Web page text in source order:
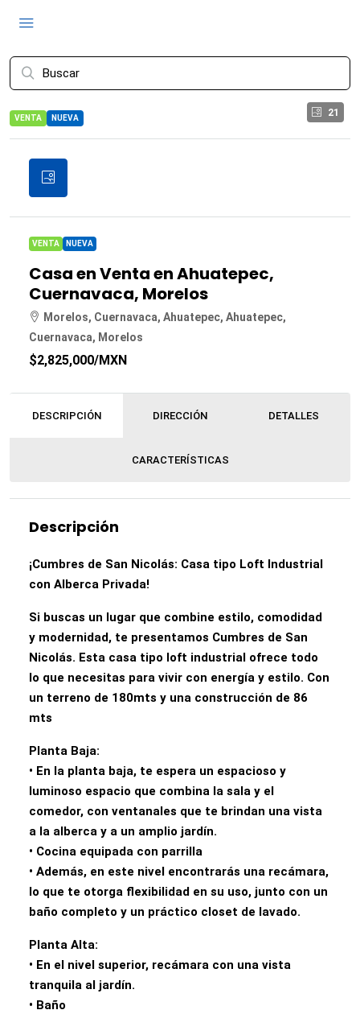
21
VENTA NUEVA
VENTA NUEVA
Casa en Venta en Ahuatepec,
Cuernavaca, Morelos
Morelos, Cuernavaca, Ahuatepec, Ahuatepec,
Cuernavaca, Morelos
$2,825,000/MXN
DESCRIPCIÓN DIRECCIÓN DETALLES
CARACTERÍSTICAS
Descripción
¡Cumbres de San Nicolás: Casa tipo Loft Industrial
con Alberca Privada!
Si buscas un lugar que combine estilo, comodidad
y modernidad, te presentamos Cumbres de San
Nicolás. Esta casa tipo loft industrial ofrece todo
lo que necesitas para vivir con energía y estilo. Con
un terreno de 180mts y una construcción de 86
mts
Planta Baja:
• En la planta baja, te espera un espacioso y
luminoso espacio que combina la sala y el
comedor, con ventanales que te brindan una vista
a la alberca y a un amplio jardín.
• Cocina equipada con parrilla
• Además, en este nivel encontrarás una recámara,
lo que te otorga flexibilidad en su uso, junto con un
baño completo y un práctico closet de lavado.
Planta Alta:
• En el nivel superior, recámara con una vista
tranquila al jardín.
• Baño